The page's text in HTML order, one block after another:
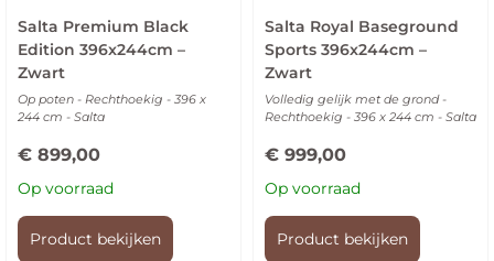
Salta Premium Black
Edition 396x244cm –
Zwart
Op poten - Rechthoekig - 396 x
244 cm - Salta
€ 899,00
Op voorraad
Product bekijken
Salta Royal Baseground
Sports 396x244cm –
Zwart
Volledig gelijk met de grond -
Rechthoekig - 396 x 244 cm - Salta
€ 999,00
Op voorraad
Product bekijken